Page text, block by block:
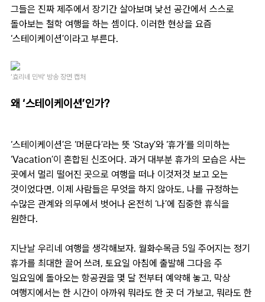
그들은 진짜 제주에서 장기간 살아보며 낯선 공간에서 스스로
돌아보는 철학 여행을 하는 셈이다. 이러한 현상을 요즘
‘스테이케이션’이라고 부른다.
‘효리네 민박' 방송 장면 캡처
왜 ‘스테이케이션’인가?
‘스테이케이션’은 ‘머문다’라는 뜻 ‘Stay’와 ‘휴가’를 의미하는
‘Vacation’이 혼합된 신조어다. 과거 대부분 휴가의 모습은 사는
곳에서 멀리 떨어진 곳으로 여행을 떠나 이것저것 보고 오는
것이었다면, 이제 사람들은 무엇을 하지 않아도, 나를 규정하는
수많은 관계와 의무에서 벗어나 온전히 ‘나’에 집중한 휴식을
원한다.
지난날 우리네 여행을 생각해보자. 월화수목금 5일 주어지는 정기
휴가를 최대한 끌어 쓰려, 토요일 아침에 출발해 그다음 주
일요일에 돌아오는 항공권을 몇 달 전부터 예약해 놓고, 막상
여행지에서는 한 시간이 아까워 뭐라도 한 곳 더 가보고, 뭐라도 한